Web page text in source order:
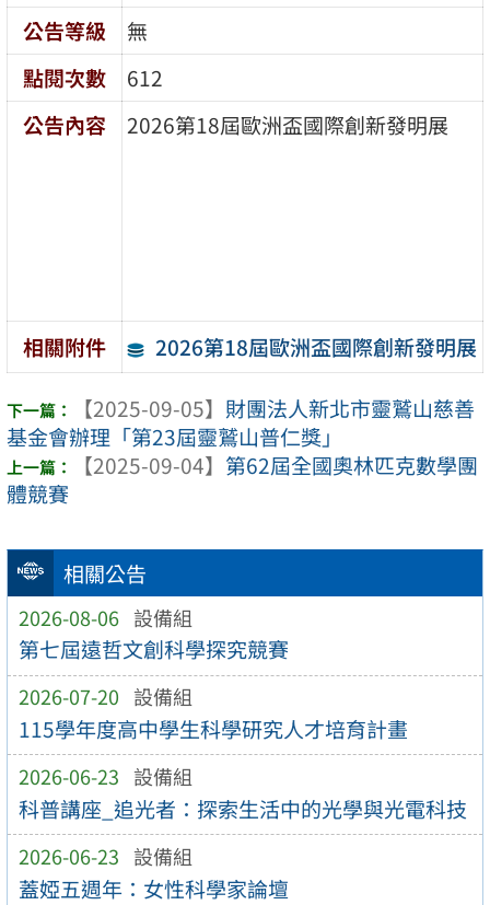
相關公告
2026-08-06 設備組
第七屆遠哲文創科學探究競賽
2026-07-20 設備組
115學年度高中學生科學研究人才培育計畫
2026-06-23 設備組
科普講座_追光者：探索生活中的光學與光電科技
2026-06-23 設備組
蓋婭五週年：女性科學家論壇
公告等級
無
點閱次數
612
公告內容
2026第18屆歐洲盃國際創新發明展
相關附件 2026第18屆歐洲盃國際創新發明展
【2025-09-05】 財團法人新北市靈鷲山慈善
基金會辦理「第23屆靈鷲山普仁獎」
【2025-09-04】 第62屆全國奧林匹克數學團
體競賽